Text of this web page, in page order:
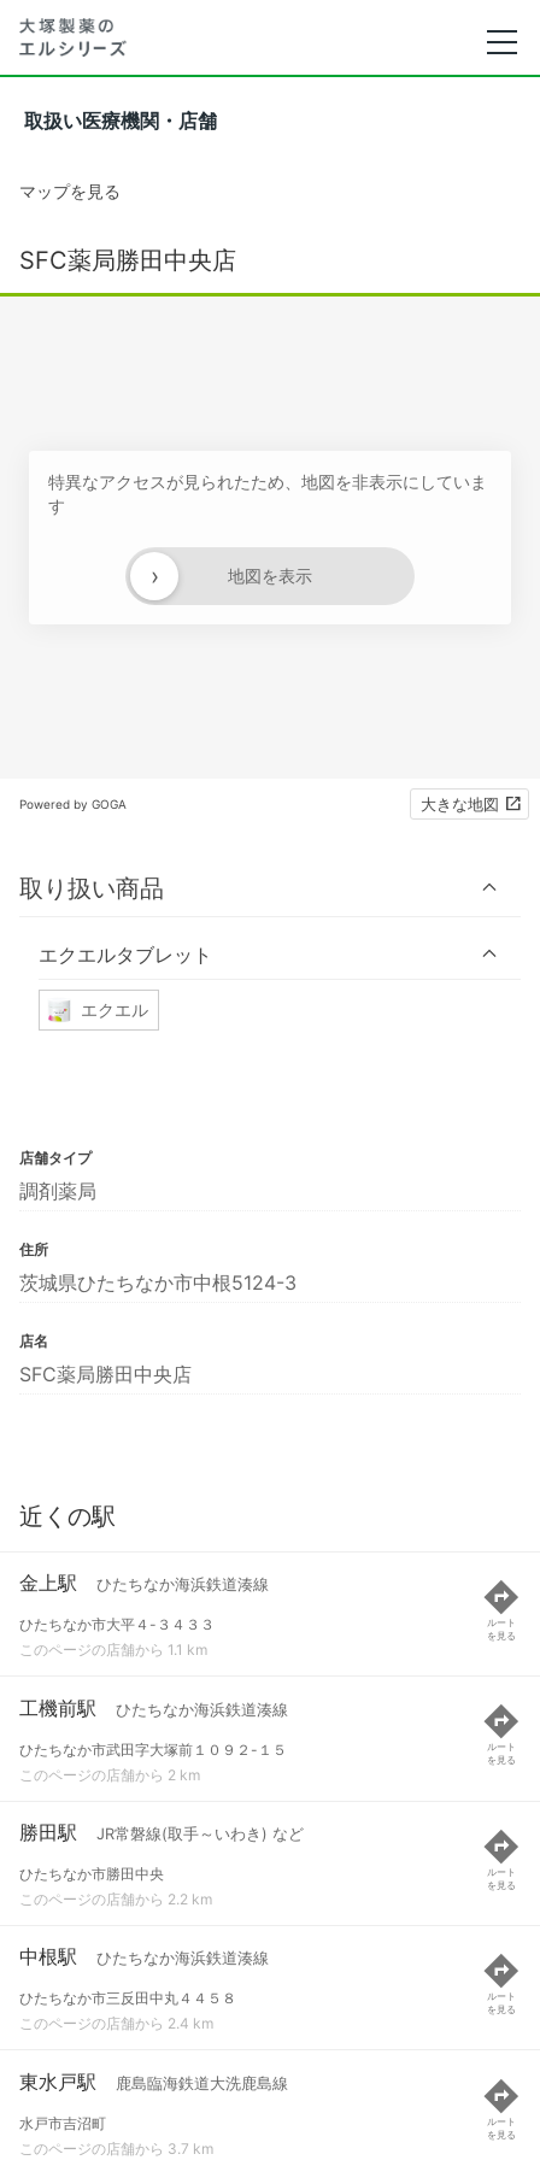
取扱い医療機関・店舗
マップを見る
SFC薬局勝田中央店
特異なアクセスが見られたため、地図を非表示にしていま
す
地図を表示
›
Powered by GOGA 大きな地図
取り扱い商品
エクエルタブレット
エクエル
店舗タイプ
調剤薬局
住所
茨城県ひたちなか市中根5124-3
店名
SFC薬局勝田中央店
近くの駅
金上駅 ひたちなか海浜鉄道湊線
ひたちなか市大平４-３４３３
このページの店舗から 1.1 km
ルート
を見る
工機前駅 ひたちなか海浜鉄道湊線
ひたちなか市武田字大塚前１０９２-１５
このページの店舗から 2 km
ルート
を見る
勝田駅 JR常磐線(取手～いわき) など
ひたちなか市勝田中央
このページの店舗から 2.2 km
ルート
を見る
中根駅 ひたちなか海浜鉄道湊線
ひたちなか市三反田中丸４４５８
このページの店舗から 2.4 km
ルート
を見る
東水戸駅 鹿島臨海鉄道大洗鹿島線
水戸市吉沼町
このページの店舗から 3.7 km
ルート
を見る